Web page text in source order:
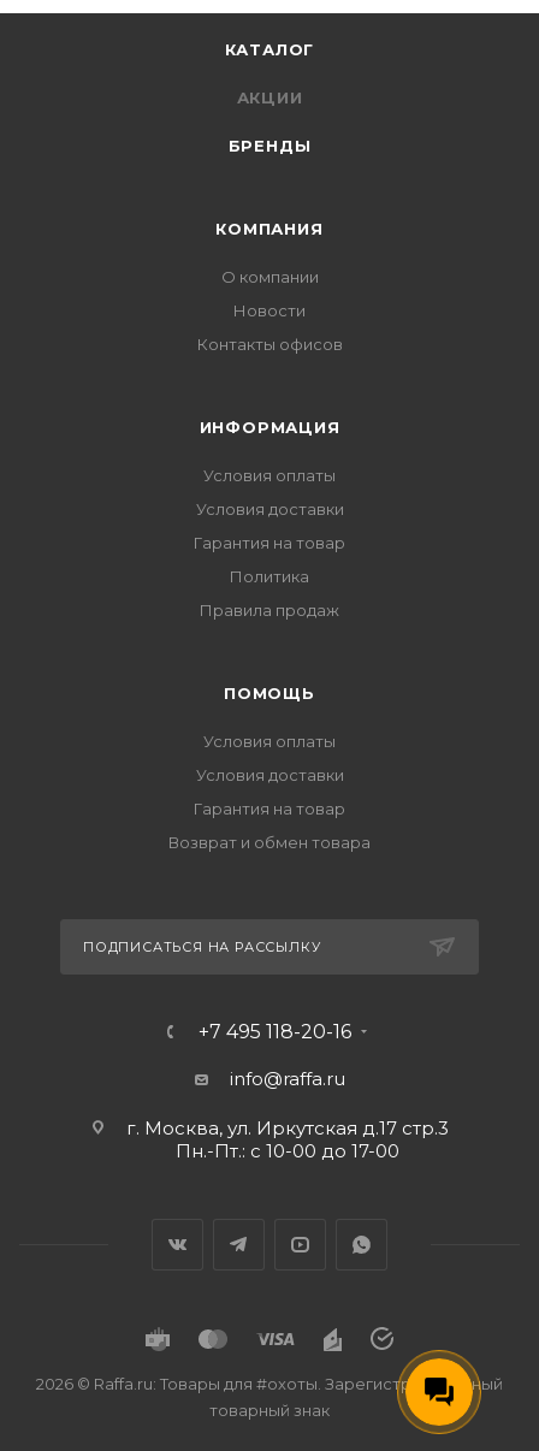
КАТАЛОГ
АКЦИИ
БРЕНДЫ
КОМПАНИЯ
О компании
Новости
Контакты офисов
ИНФОРМАЦИЯ
Условия оплаты
Условия доставки
Гарантия на товар
Политика
Правила продаж
ПОМОЩЬ
Условия оплаты
Условия доставки
Гарантия на товар
Возврат и обмен товара
ПОДПИСАТЬСЯ НА РАССЫЛКУ
+7 495 118-20-16
info@raffa.ru
г. Москва, ул. Иркутская д.17 стр.3
Пн.-Пт.: с 10-00 до 17-00
2026 © Raffa.ru: Товары для #охоты. Зарегистрированный
товарный знак